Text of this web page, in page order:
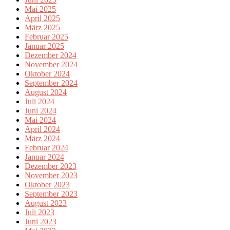
Mai 2025
April 2025
März 2025
Februar 2025
Januar 2025
Dezember 2024
November 2024
Oktober 2024
September 2024
August 2024
Juli 2024
Juni 2024
Mai 2024
April 2024
März 2024
Februar 2024
Januar 2024
Dezember 2023
November 2023
Oktober 2023
September 2023
August 2023
Juli 2023
Juni 2023